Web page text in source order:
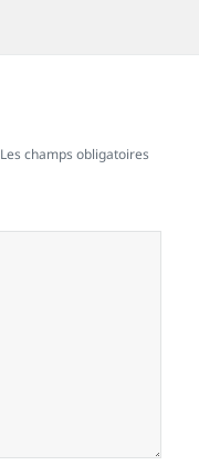
Les champs obligatoires